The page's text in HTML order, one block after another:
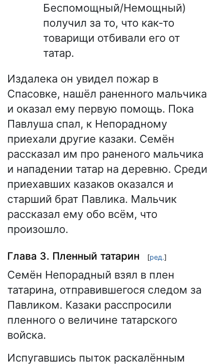
Беспомощный/Немощный)
получил за то, что как-то
товарищи отбивали его от
татар.
Издалека он увидел пожар в
Спасовке, нашёл раненного мальчика
и оказал ему первую помощь. Пока
Павлуша спал, к Непорадному
приехали другие казаки. Семён
рассказал им про раненого мальчика
и нападении татар на деревню. Среди
приехавших казаков оказался и
старший брат Павлика. Мальчик
рассказал ему обо всём, что
произошло.
Глава 3. Пленный татарин [ред.]
Семён Непорадный взял в плен
татарина, отправившегося следом за
Павликом. Казаки расспросили
пленного о величине татарского
войска.
Испугавшись пыток раскалённым